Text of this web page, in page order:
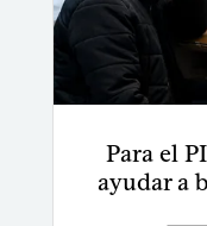
Para el
ayudar a